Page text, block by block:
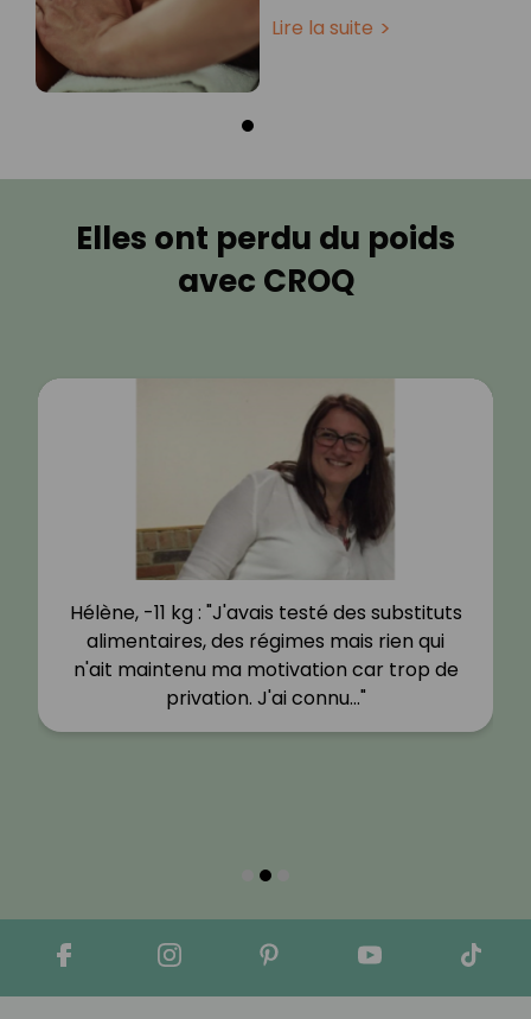
Lire la suite
Elles ont perdu du poids
avec CROQ
Hélène, -11 kg : "J'avais testé des substituts
alimentaires, des régimes mais rien qui
n'ait maintenu ma motivation car trop de
privation. J'ai connu…"